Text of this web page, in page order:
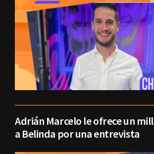
Adrián Marcelo le ofrece un
a Belinda por una entrevista